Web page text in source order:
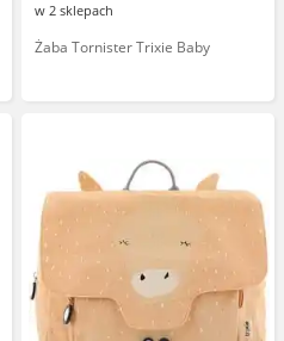
w 2 sklepach
Żaba Tornister Trixie Baby